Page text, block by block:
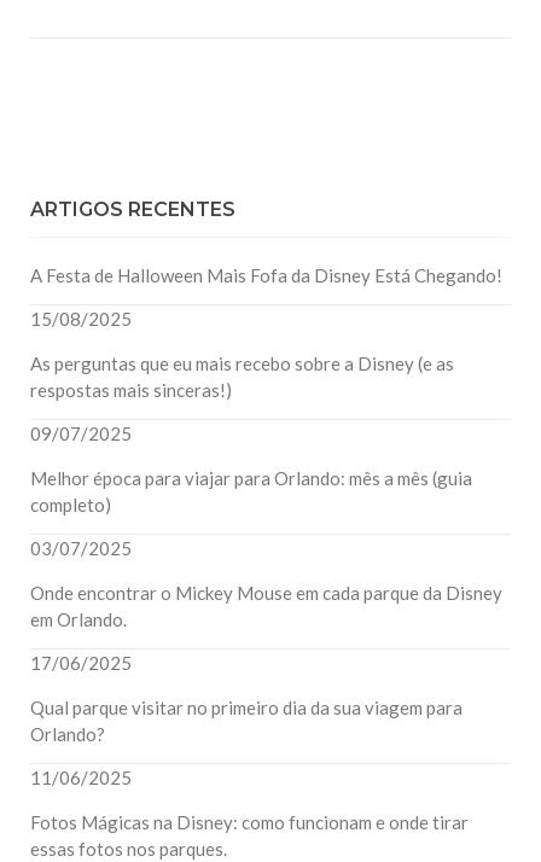
ARTIGOS RECENTES
A Festa de Halloween Mais Fofa da Disney Está Chegando!
15/08/2025
As perguntas que eu mais recebo sobre a Disney (e as
respostas mais sinceras!)
09/07/2025
Melhor época para viajar para Orlando: mês a mês (guia
completo)
03/07/2025
Onde encontrar o Mickey Mouse em cada parque da Disney
em Orlando.
17/06/2025
Qual parque visitar no primeiro dia da sua viagem para
Orlando?
11/06/2025
Fotos Mágicas na Disney: como funcionam e onde tirar
essas fotos nos parques.